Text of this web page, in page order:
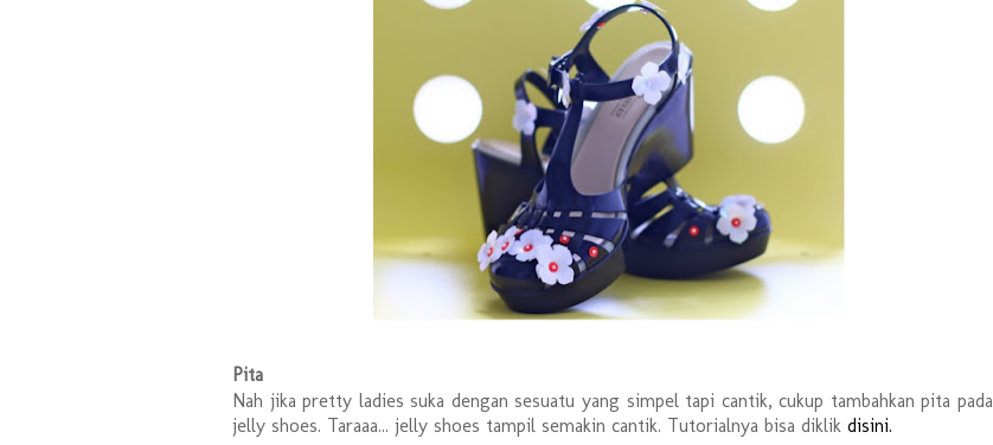
Pita
Nah jika pretty ladies suka dengan sesuatu yang simpel tapi cantik, cukup tambahkan pita pada
jelly shoes. Taraaa... jelly shoes tampil semakin cantik. Tutorialnya bisa diklik disini.